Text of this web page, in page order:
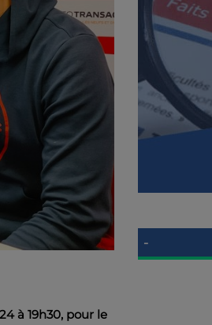
à 19h30, pour le
-